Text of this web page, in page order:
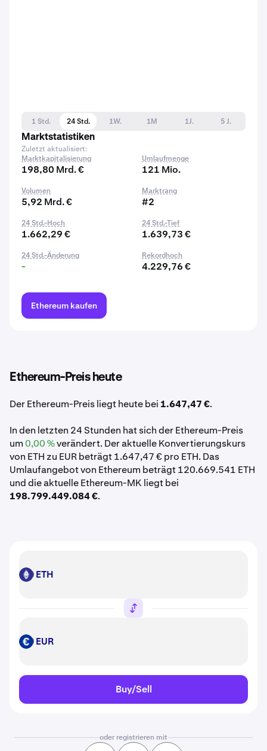
1 Std. 24 Std. 1W. 1M 1J.
5 J.
Marktstatistiken
Zuletzt aktualisiert:
Marktkapitalisierung
198,80 Mrd. €
Umlaufmenge
121 Mio.
Volumen
5,92 Mrd. €
Marktrang
#2
24 Std.-Hoch
1.662,29 €
24 Std.-Tief
1.639,73 €
24 Std.-Änderung
-
Rekordhoch
4.229,76 €
Ethereum kaufen
Ethereum-Preis heute
Der Ethereum-Preis liegt heute bei 1.647,47 €.
In den letzten 24 Stunden hat sich der Ethereum-Preis
um0,00 %verändert. Der aktuelle Konvertierungskurs
von ETH zu EUR beträgt 1.647,47 € pro ETH. Das
Umlaufangebot von Ethereum beträgt 120.669.541 ETH
und die aktuelle Ethereum-MK liegt bei
198.799.449.084 €.
ETH ETH
EUR EUR
Buy/Sell
oder registrieren mit